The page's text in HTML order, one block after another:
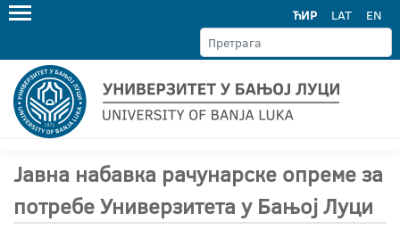
ЋИР LAT EN
Јавна набавка рачунарске опреме за
потребе Универзитета у Бањој Луци